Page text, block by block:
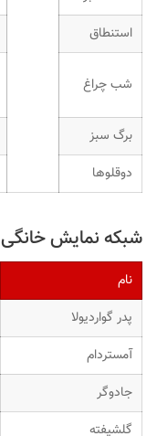
استنطاق
شب چراغ
برگ سبز
دوقلوها
شبکه نمایش خانگی
نام
پدر گواردیولا
آمستردام
جادوگر
گلشیفته